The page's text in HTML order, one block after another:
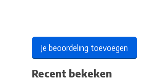
Je beoordeling toevoegen
Recent bekeken